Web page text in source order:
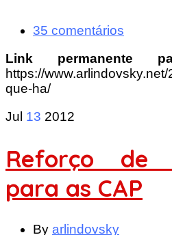
35 comentários
Link permanente
https://
que-ha/
Jul 13 2012
Reforço de
para as CAP
By arlindovsky